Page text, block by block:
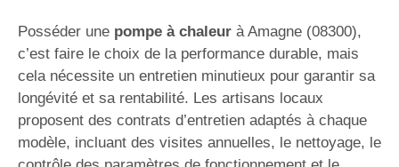
Posséder une pompe à chaleur à Amagne (08300),
c’est faire le choix de la performance durable, mais
cela nécessite un entretien minutieux pour garantir sa
longévité et sa rentabilité. Les artisans locaux
proposent des contrats d’entretien adaptés à chaque
modèle, incluant des visites annuelles, le nettoyage, le